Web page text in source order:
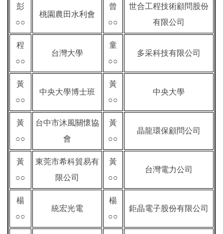
彭
○○
桃園農田水利會
曾
○○
世合工程技術顧問股份
有限公司
程
○○
台灣大學
童
○○
多采科技有限公司
黃
○○
中央大學博士班
黃
○○
中央大學
黃
○○
台中市沐風關懷協
會
黃
○○
晶龍環保顧問公司
黃
○○
東莞市希科貿易有
限公司
黃
○○
台灣電力公司
楊
○○
統宏光電
楊
○○
鉅晶電子股份有限公司